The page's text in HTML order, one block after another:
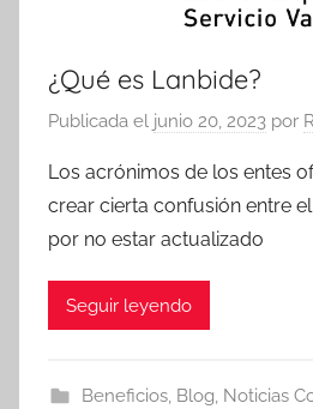
¿Qué es Lanbide?
Publicada el junio 20, 2023 por
Los acrónimos de los entes
crear cierta confusión entre
por no estar actualizado
Seguir leyendo
Beneficios, Blog, Noticias